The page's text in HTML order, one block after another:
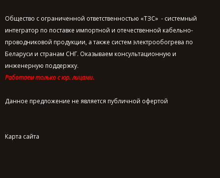
Общество с ограниченной ответственностью «ТЗС» - системный
интегратор по поставке импортной и отечественной кабельно-
проводниковой продукции, а также систем электрообогрева по
Беларуси и странам СНГ. Оказываем консультационную и
инженерную поддержку.
Работаем только с юр. лицами.
Данное предложение не является публичной офертой
Карта сайта